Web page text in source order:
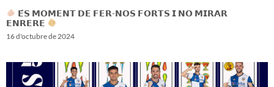
𝗘́𝗦 𝗠𝗢𝗠𝗘𝗡𝗧 𝗗𝗘 𝗙𝗘𝗥-𝗡𝗢𝗦 𝗙𝗢𝗥𝗧𝗦 𝗜 𝗡𝗢 𝗠𝗜𝗥𝗔𝗥
𝗘𝗡𝗥𝗘𝗥𝗘
16 d'octubre de 2024